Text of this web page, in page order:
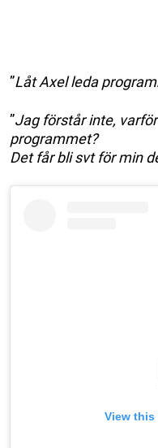
”Låt Axel leda
”Jag förstår inte,
programmet?
Det får bli svt för min
View this